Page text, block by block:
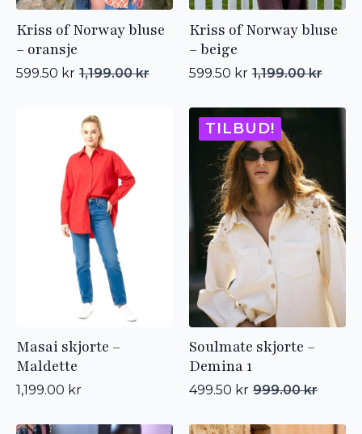
Kriss of Norway bluse
– oransje
1,199.00kr
Opprinnelig
1,199.00 kr.
599.50 kr
Nåværende
Kriss of Norway bluse
– beige
1,199.00kr
Opprinnelig
var:
1,199.00 kr.
599.50 kr
Nåværende
er:
599.50 kr.
Masai skjorte –
Maldette
1,199.00 kr
TILBUD!
Soulmate skjorte –
Demina 1
999.00kr
Opprinnelig
var:
499.50 kr
Nåværende
er: